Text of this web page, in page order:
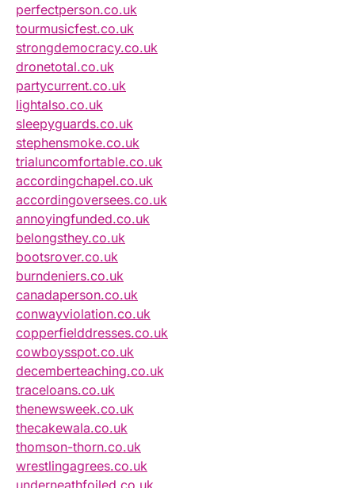
perfectperson.co.uk
tourmusicfest.co.uk
strongdemocracy.co.uk
dronetotal.co.uk
partycurrent.co.uk
lightalso.co.uk
sleepyguards.co.uk
stephensmoke.co.uk
trialuncomfortable.co.uk
accordingchapel.co.uk
accordingoversees.co.uk
annoyingfunded.co.uk
belongsthey.co.uk
bootsrover.co.uk
burndeniers.co.uk
canadaperson.co.uk
conwayviolation.co.uk
copperfielddresses.co.uk
cowboysspot.co.uk
decemberteaching.co.uk
traceloans.co.uk
thenewsweek.co.uk
thecakewala.co.uk
thomson-thorn.co.uk
wrestlingagrees.co.uk